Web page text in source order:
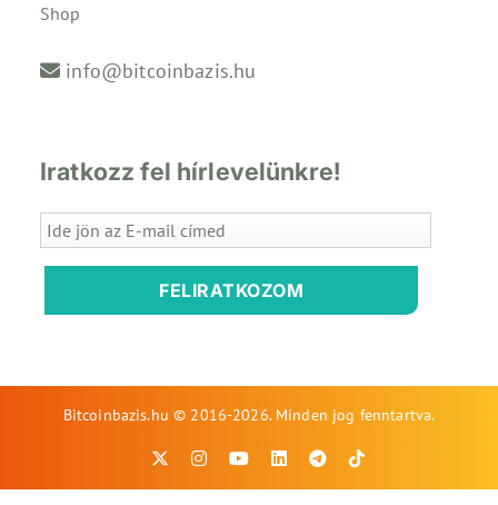
Shop
info@bitcoinbazis.hu
Iratkozz fel hírlevelünkre!
FELIRATKOZOM
Bitcoinbazis.hu © 2016-2026. Minden jog fenntartva.